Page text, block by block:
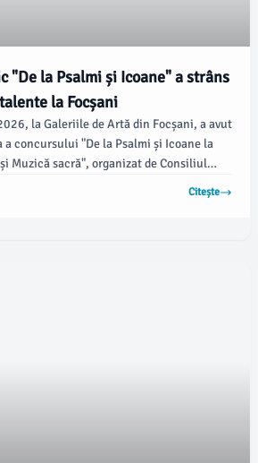
"De la Psalmi și Icoane" a strâns
talente la Focșani
la Galeriile de Artă din Focșani, a avut
a concursului "De la Psalmi și Icoane la
Muzică sacră", organizat de Consiliul
tradițională și simbolistica religioasă,
Citește